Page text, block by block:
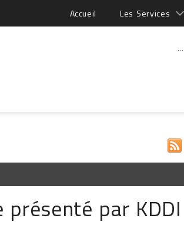
Accueil Les Services
...
par KDDI